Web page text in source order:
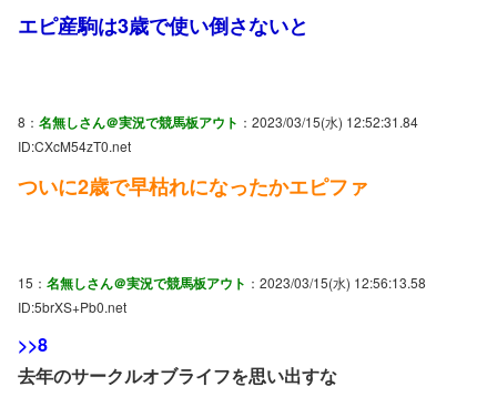
エピ産駒は3歳で使い倒さないと
8： 名無しさん＠実況で競馬板アウト ：2023/03/15(水) 12:52:31.84
ID:CXcM54zT0.net
ついに2歳で早枯れになったかエピファ
15： 名無しさん＠実況で競馬板アウト ：2023/03/15(水) 12:56:13.58
ID:5brXS+Pb0.net
>>8
去年のサークルオブライフを思い出すな